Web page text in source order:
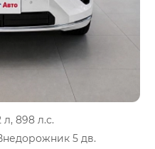
л, 898 л.с.
5 дв.